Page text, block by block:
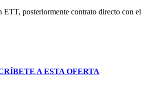
ETT, posteriormente contrato directo con el
A ESTA OFERTA